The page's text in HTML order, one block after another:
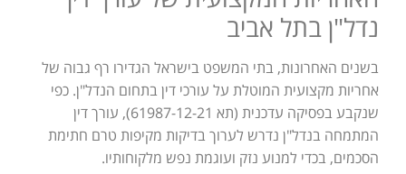
נדל"ן בתל אביב
בשנים האחרונות, בתי המשפט בישראל הגדירו רף גבוה של
אחריות מקצועית המוטלת על עורכי דין בתחום הנדל"ן. כפי
שנקבע בפסיקה עדכנית (תא 61987-12-21), עורך דין
המתמחה בנדל"ן נדרש לערוך בדיקות מקיפות טרם חתימת
הסכמים, בכדי למנוע נזק ועוגמת נפש מלקוחותיו.